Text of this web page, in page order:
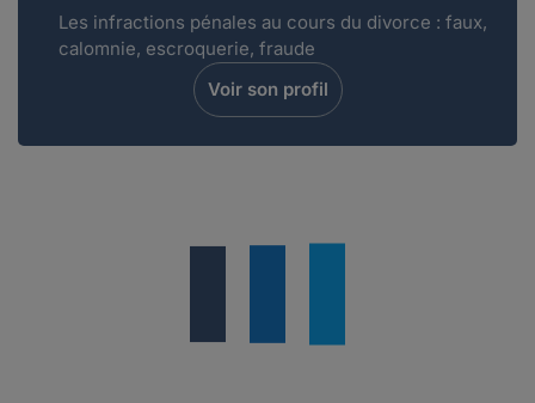
Les infractions pénales au cours du divorce : faux,
calomnie, escroquerie, fraude
Voir son profil